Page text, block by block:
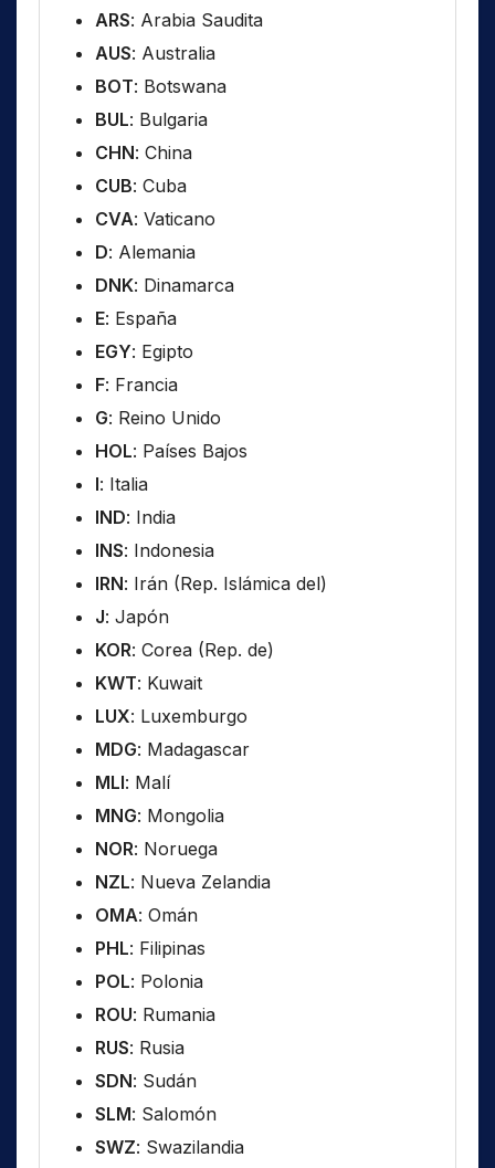
ARS: Arabia Saudita
AUS: Australia
BOT: Botswana
BUL: Bulgaria
CHN: China
CUB: Cuba
CVA: Vaticano
D: Alemania
DNK: Dinamarca
E: España
EGY: Egipto
F: Francia
G: Reino Unido
HOL: Países Bajos
I: Italia
IND: India
INS: Indonesia
IRN: Irán (Rep. Islámica del)
J: Japón
KOR: Corea (Rep. de)
KWT: Kuwait
LUX: Luxemburgo
MDG: Madagascar
MLI: Malí
MNG: Mongolia
NOR: Noruega
NZL: Nueva Zelandia
OMA: Omán
PHL: Filipinas
POL: Polonia
ROU: Rumania
RUS: Rusia
SDN: Sudán
SLM: Salomón
SWZ: Swazilandia